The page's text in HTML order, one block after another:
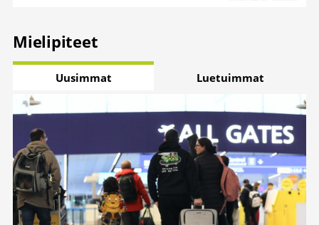
Mielipiteet
Uusimmat Luetuimmat